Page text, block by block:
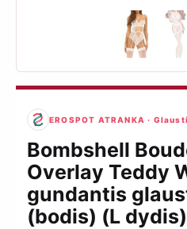
EROSPOT ATRANKA ·
Bombshell
Overlay Teddy
gundantis
(bodis) (L dydis)